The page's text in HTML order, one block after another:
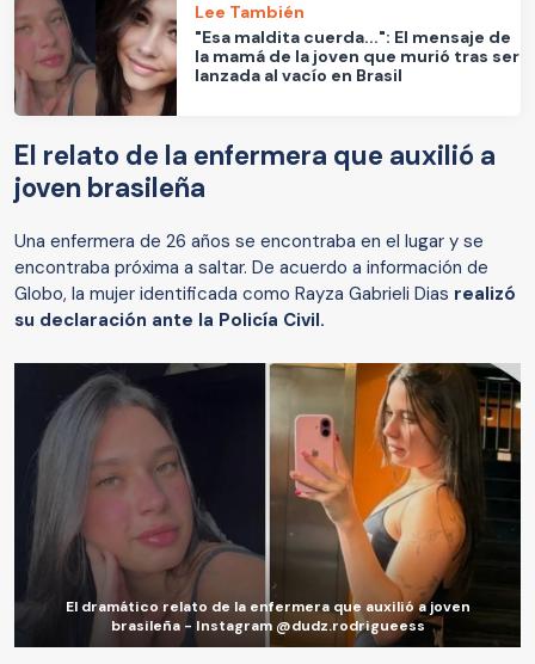
Lee También
"Esa maldita cuerda...": El mensaje de
la mamá de la joven que murió tras ser
lanzada al vacío en Brasil
El relato de la enfermera que auxilió a
joven brasileña
Una enfermera de 26 años se encontraba en el lugar y se
encontraba próxima a saltar. De acuerdo a información de
Globo, la mujer identificada como Rayza Gabrieli Dias realizó
su declaración ante la Policía Civil.
El dramático relato de la enfermera que auxilió a joven
brasileña - Instagram @dudz.rodrigueess